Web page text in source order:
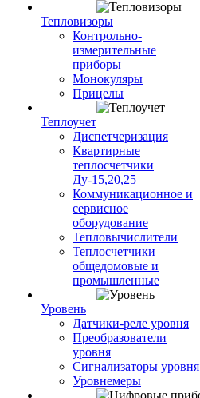
Тепловизоры
Контрольно-
измерительные
приборы
Монокуляры
Прицелы
Теплоучет
Диспетчеризация
Квартирные
теплосчетчики
Ду-15,20,25
Коммуникационное и
сервисное
оборудование
Тепловычислители
Теплосчетчики
общедомовые и
промышленные
Уровень
Датчики-реле уровня
Преобразователи
уровня
Сигнализаторы уровня
Уровнемеры